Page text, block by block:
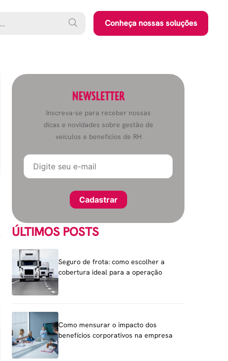
Conheça nossas soluções
NEWSLETTER
Inscreva-se para receber nossas
dicas e novidades sobre gestão de
veículos e benefícios de RH
ÚLTIMOS POSTS
Seguro de frota: como escolher a
cobertura ideal para a operação
Como mensurar o impacto dos
benefícios corporativos na empresa